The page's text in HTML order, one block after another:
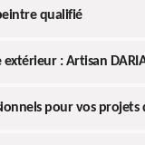
qualifié
: Artisan
pour vos